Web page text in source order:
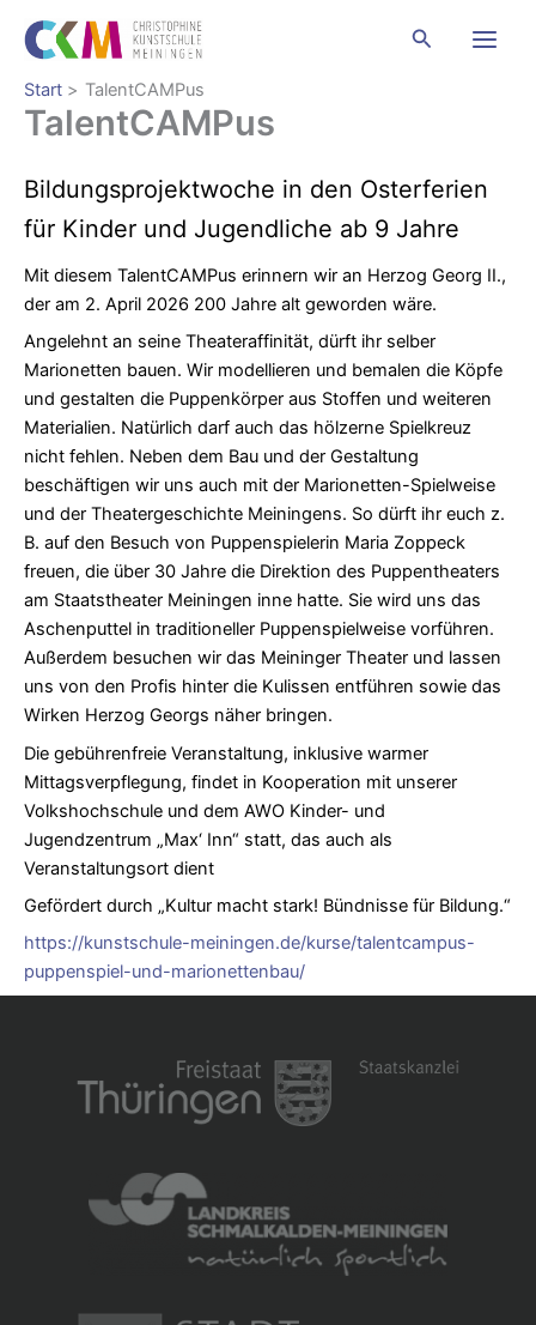
Inhalt
Suchen
Start TalentCAMPus
TalentCAMPus
Bildungsprojektwoche in den Osterferien
für Kinder und Jugendliche ab 9 Jahre
Mit diesem TalentCAMPus erinnern wir an Herzog Georg II.,
der am 2. April 2026 200 Jahre alt geworden wäre.
Angelehnt an seine Theateraffinität, dürft ihr selber
Marionetten bauen. Wir modellieren und bemalen die Köpfe
und gestalten die Puppenkörper aus Stoffen und weiteren
Materialien. Natürlich darf auch das hölzerne Spielkreuz
nicht fehlen. Neben dem Bau und der Gestaltung
beschäftigen wir uns auch mit der Marionetten-Spielweise
und der Theatergeschichte Meiningens. So dürft ihr euch z.
B. auf den Besuch von Puppenspielerin Maria Zoppeck
freuen, die über 30 Jahre die Direktion des Puppentheaters
am Staatstheater Meiningen inne hatte. Sie wird uns das
Aschenputtel in traditioneller Puppenspielweise vorführen.
Außerdem besuchen wir das Meininger Theater und lassen
uns von den Profis hinter die Kulissen entführen sowie das
Wirken Herzog Georgs näher bringen.
Die gebührenfreie Veranstaltung, inklusive warmer
Mittagsverpflegung, findet in Kooperation mit unserer
Volkshochschule und dem AWO Kinder- und
Jugendzentrum „Max‘ Inn“ statt, das auch als
Veranstaltungsort dient
Gefördert durch „Kultur macht stark! Bündnisse für Bildung.“
https://kunstschule-meiningen.de/kurse/talentcampus-
puppenspiel-und-marionettenbau/